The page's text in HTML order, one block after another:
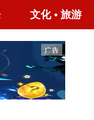
文化• 旅游